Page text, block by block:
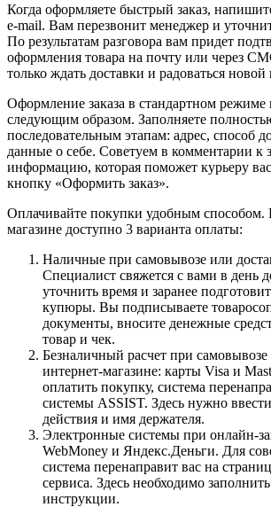
Когда оформляете быстрый заказ,
e-mail. Вам перезвонит менеджер и
По результатам разговора вам придет
оформления товара на почту или через
только ждать доставки и радоваться новой
Оформление заказа в стандартном режиме
следующим образом. Заполняете
последовательным этапам: адрес, способ
данные о себе. Советуем в комментарии к
информацию, которая поможет курьеру
кнопку «Оформить заказ».
Оплачивайте покупки удобным способом.
магазине доступно 3 варианта оплаты:
Наличные при самовывозе или
Специалист свяжется с вами в день
уточнить время и заранее
купюры. Вы подписываете
документы, вносите денежные
товар и чек.
Безналичный расчет при
интернет-магазине: карты Visa и
оплатить покупку, система
системы ASSIST. Здесь нужно
действия и имя держателя.
Электронные системы при онлайн-
WebMoney и Яндекс.Деньги. Для
система перенаправит вас на
сервиса. Здесь необходимо
инструкции.